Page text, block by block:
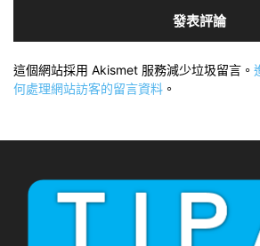
這個網站採用 Akismet 服務減少垃圾留言。
何處理網站訪客的留言資料 。